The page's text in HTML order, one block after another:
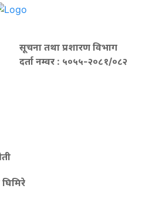
सूचना तथा प्रशारण विभाग
दर्ता नम्वर : ५०५५-२०८१/०८२
घिमिरे